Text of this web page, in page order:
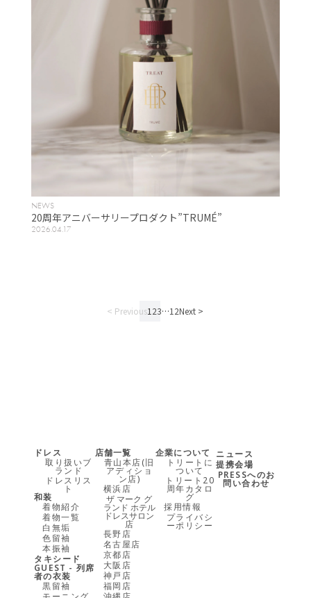
NEWS
20周年アニバーサリープロダクト”TRUMÉ”
2026.04.17
< Previous1 23…12Next >
ドレス
取り扱いブ
ランド
ドレスリス
ト
和装
着物紹介
着物一覧
白無垢
色留袖
本振袖
タキシード
GUEST - 列席
者の衣装
黒留袖
店舗一覧
青山本店(旧
アディショ
ン店)
横浜店
ザ マーク グ
ランド ホテル
ドレスサロン
店
長野店
名古屋店
京都店
大阪店
神戸店
福岡店
企業について
トリートに
ついて
トリート20
周年カタロ
グ
採用情報
プライバシ
ーポリシー
ニュース
提携会場
PRESSへのお
問い合わせ